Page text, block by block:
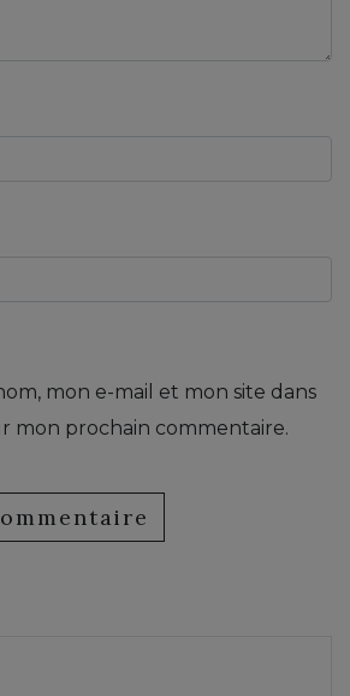
mon e-mail et mon site dans
mon prochain commentaire.